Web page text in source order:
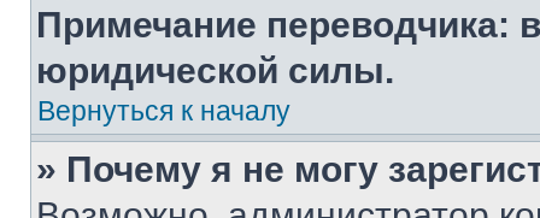
Примечание переводчика:
юридической силы.
Вернуться к началу
» Почему я не могу